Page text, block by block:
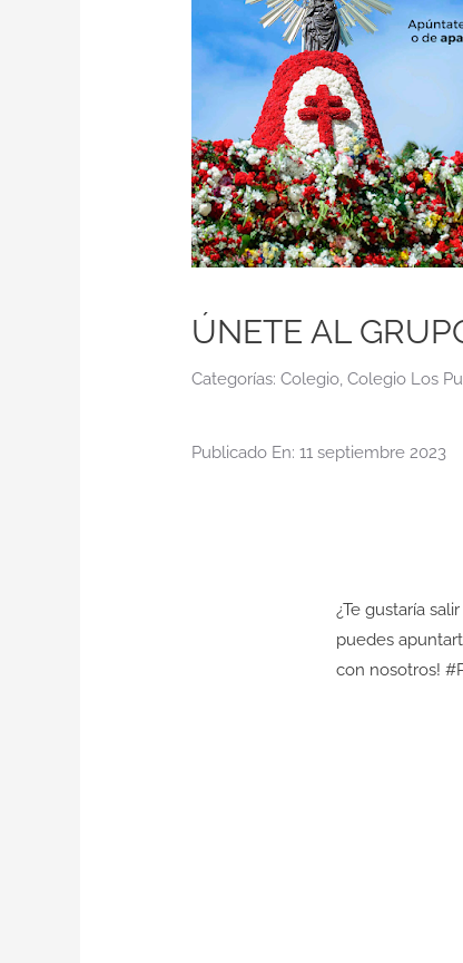
ÚNETE AL
Categorías: Colegio, Colegio Los
Publicado En: 11 septiembre 2023
¿Te gustaría
puedes
con nosotros!